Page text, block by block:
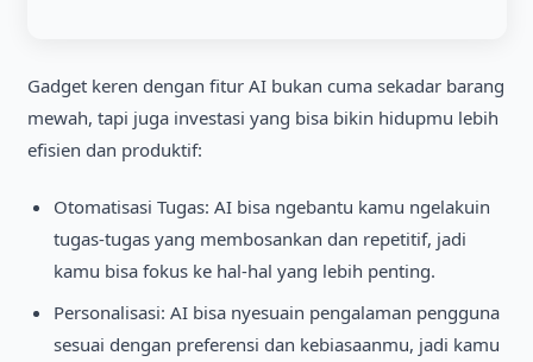
Gadget keren dengan fitur AI bukan cuma sekadar barang
mewah, tapi juga investasi yang bisa bikin hidupmu lebih
efisien dan produktif:
Otomatisasi Tugas: AI bisa ngebantu kamu ngelakuin
tugas-tugas yang membosankan dan repetitif, jadi
kamu bisa fokus ke hal-hal yang lebih penting.
Personalisasi: AI bisa nyesuain pengalaman pengguna
sesuai dengan preferensi dan kebiasaanmu, jadi kamu